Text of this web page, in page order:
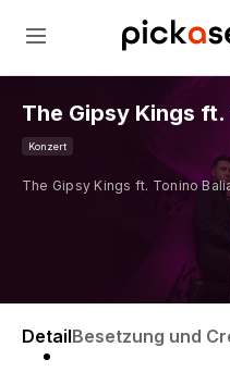
The Gipsy Kings
Konzert
The Gipsy Kings ft. Tonino
DetailBesetzung und